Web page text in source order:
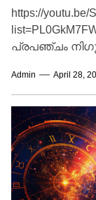
https://youtu.be/
പ്രപഞ്ചം
മനസ്സിന്റെ
Admin April 28,